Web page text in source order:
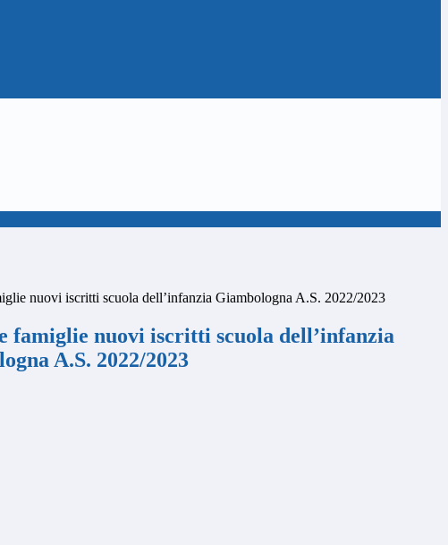
nuovi iscritti scuola dell’infanzia Giambologna A.S. 2022/2023
famiglie nuovi iscritti scuola dell’infanzia
A.S. 2022/2023